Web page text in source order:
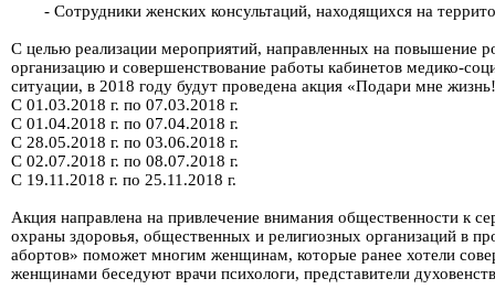
- Сотрудники женских консультаций, находящихся на
С целью реализации мероприятий, направленных на повышение
организацию и совершенствование работы кабинетов медико-
ситуации, в 2018 году будут проведена акция «Подари мне
С 01.03.2018 г. по 07.03.2018 г.
С 01.04.2018 г. по 07.04.2018 г.
С 28.05.2018 г. по 03.06.2018 г.
С 02.07.2018 г. по 08.07.2018 г.
С 19.11.2018 г. по 25.11.2018 г.
Акция направлена на привлечение внимания общественности к
охраны здоровья, общественных и религиозных организаций в
абортов» поможет многим женщинам, которые ранее хотели
женщинами беседуют врачи психологи, представители